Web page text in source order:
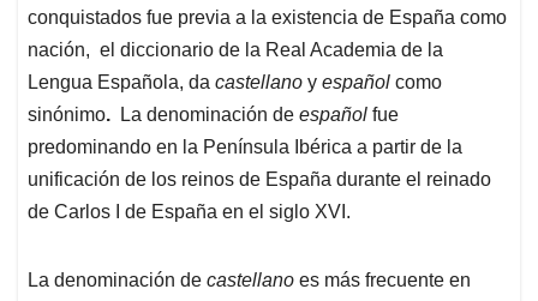
conquistados fue previa a la existencia de España como
nación, el diccionario de la Real Academia de la
Lengua Española, da castellano y español como
sinónimo. La denominación de español fue
predominando en la Península Ibérica a partir de la
unificación de los reinos de España durante el reinado
de Carlos I de España en el siglo XVI.
La denominación de castellano es más frecuente en